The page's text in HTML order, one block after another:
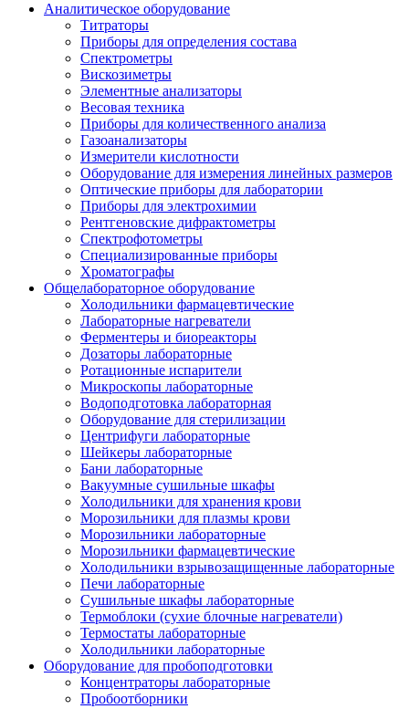
Аналитическое оборудование
Титраторы
Приборы для определения состава
Спектрометры
Вискозиметры
Элементные анализаторы
Весовая техника
Приборы для количественного анализа
Газоанализаторы
Измерители кислотности
Оборудование для измерения линейных размеров
Оптические приборы для лаборатории
Приборы для электрохимии
Рентгеновские дифрактометры
Спектрофотометры
Специализированные приборы
Хроматографы
Общелабораторное оборудование
Холодильники фармацевтические
Лабораторные нагреватели
Ферментеры и биореакторы
Дозаторы лабораторные
Ротационные испарители
Микроскопы лабораторные
Водоподготовка лабораторная
Оборудование для стерилизации
Центрифуги лабораторные
Шейкеры лабораторные
Бани лабораторные
Вакуумные сушильные шкафы
Холодильники для хранения крови
Морозильники для плазмы крови
Морозильники лабораторные
Морозильники фармацевтические
Холодильники взрывозащищенные лабораторные
Печи лабораторные
Сушильные шкафы лабораторные
Термоблоки (сухие блочные нагреватели)
Термостаты лабораторные
Холодильники лабораторные
Оборудование для пробоподготовки
Концентраторы лабораторные
Пробоотборники